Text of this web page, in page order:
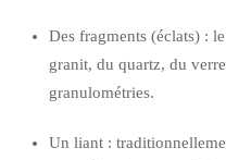
Des fragments (éclats) :
granit, du quartz, du
granulométries.
Un liant :